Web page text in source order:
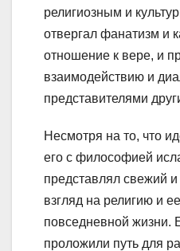
религиозным и
отвергал фанатизм и
отношение к вере, и
взаимодействию и
представителями
Несмотря на то, что
его с философией
представлял свежий
взгляд на религию и
повседневной жизни.
проложили путь для